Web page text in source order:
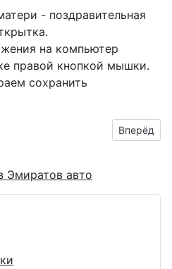
- поздравительная
на компьютер
правой кнопкой мышки.
сохранить
для мамы открытка
Вперёд
Эмиратов авто